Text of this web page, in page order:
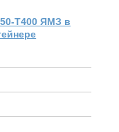
Т400 ЯМЗ в